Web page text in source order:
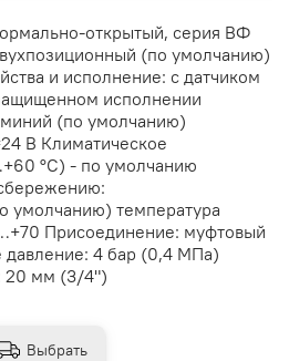
открытый, серия ВФ
(по умолчанию)
и исполнение: с датчиком
исполнении
(по умолчанию)
В Климатическое
°С) - по умолчанию
умолчанию) температура
Присоединение: муфтовый
давление: 4 бар (0,4 МПа)
20 мм (3/4")
Выбрать